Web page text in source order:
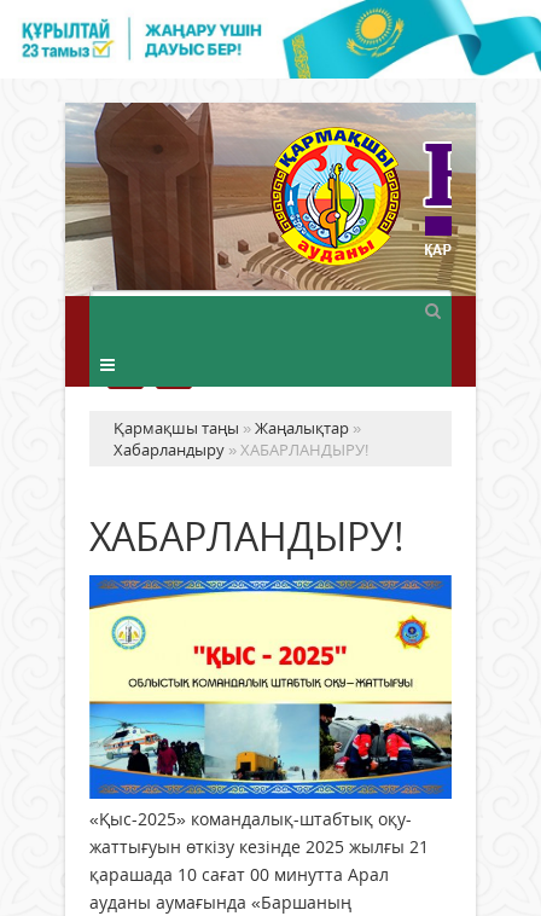
Қармақшы таңы »Жаңалықтар »
Хабарландыру » ХАБАРЛАНДЫРУ!
ХАБАРЛАНДЫРУ!
«Қыс-2025» командалық-штабтық оқу-
жаттығуын өткізу кезінде 2025 жылғы 21
қарашада 10 сағат 00 минутта Арал
ауданы аумағында «Баршаның